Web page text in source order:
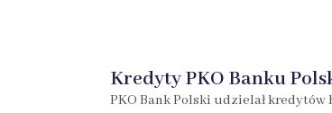
Kredyty PKO Banku
PKO Bank Polski udzielał